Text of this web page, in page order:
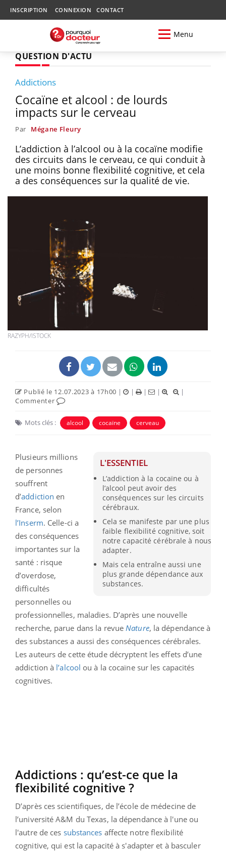
INSCRIPTION CONNEXION CONTACT
Menu
QUESTION D'ACTU
Addictions
Cocaïne et alcool : de lourds
impacts sur le cerveau
Par Mégane Fleury
L’addiction à l’alcool ou à la cocaïne modifie
des circuits dans le cerveau, ce qui conduit à
une moins bonne flexibilité cognitive, et cela
a des conséquences sur la qualité de vie.
RAZYPH/ISTOCK
Publié le 12.07.2023 à 17h00 | | | |
|
Commenter
Mots clés : alcool cocaïne cerveau
L'ESSENTIEL
L’addiction à la cocaïne ou à
l’alcool peut avoir des
conséquences sur les circuits
cérébraux.
Cela se manifeste par une plus
faible flexibilité cognitive, soit
notre capacité cérébrale à nous
adapter.
Mais cela entraîne aussi une
plus grande dépendance aux
substances.
Plusieurs millions
de personnes
souffrent
d’addiction en
France, selon
l’Inserm. Celle-ci a
des conséquences
importantes sur la
santé : risque
d’overdose,
difficultés
personnelles ou
professionnelles, maladies. D’après une nouvelle
recherche, parue dans la revue Nature, la dépendance à
des substances a aussi des conséquences cérébrales.
Les auteurs de cette étude décryptent les effets d’une
addiction à l’alcool ou à la cocaïne sur les capacités
cognitives.
Addictions : qu’est-ce que la
flexibilité cognitive ?
D’après ces scientifiques, de l’école de médecine de
l’université A&M du Texas, la dépendance à l'une ou
l'autre de ces substances affecte notre flexibilité
cognitive, qui est la capacité à s'adapter et à basculer